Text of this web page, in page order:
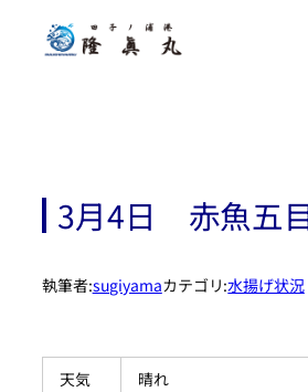
3月4日 赤魚五
執筆者:sugiyamaカテゴリ:水揚げ状況
天気 晴れ